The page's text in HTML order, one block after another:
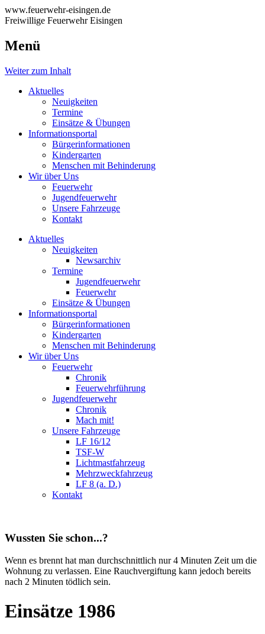
www.feuerwehr-eisingen.de
Freiwillige Feuerwehr Eisingen
Menü
Weiter zum Inhalt
Aktuelles
Neuigkeiten
Termine
Einsätze & Übungen
Informationsportal
Bürgerinformationen
Kindergarten
Menschen mit Behinderung
Wir über Uns
Feuerwehr
Jugendfeuerwehr
Unsere Fahrzeuge
Kontakt
Aktuelles
Neuigkeiten
Newsarchiv
Termine
Jugendfeuerwehr
Feuerwehr
Einsätze & Übungen
Informationsportal
Bürgerinformationen
Kindergarten
Menschen mit Behinderung
Wir über Uns
Feuerwehr
Chronik
Feuerwehrführung
Jugendfeuerwehr
Chronik
Mach mit!
Unsere Fahrzeuge
LF 16/12
TSF-W
Lichtmastfahrzeug
Mehrzweckfahrzeug
LF 8 (a. D.)
Kontakt
Wussten Sie schon...?
Wenn es brennt hat man durchschnittlich nur 4 Minuten Zeit um die
Wohnung zu verlassen. Eine Rauchvergiftung kann jedoch bereits
nach 2 Minuten tödlich sein.
Einsätze 1986